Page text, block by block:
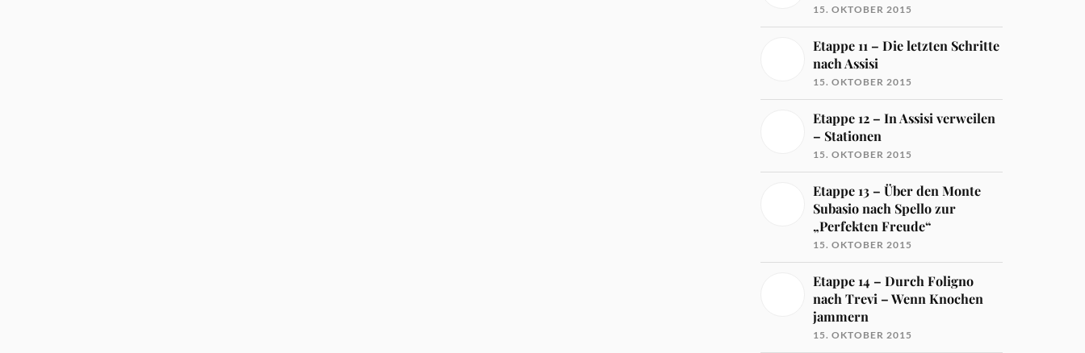
15. OKTOBER 2015
Etappe 11 – Die letzten Schritte
nach Assisi
15. OKTOBER 2015
Etappe 12 – In Assisi verweilen
– Stationen
15. OKTOBER 2015
Etappe 13 – Über den Monte
Subasio nach Spello zur
„Perfekten Freude“
15. OKTOBER 2015
Etappe 14 – Durch Foligno
nach Trevi – Wenn Knochen
jammern
15. OKTOBER 2015